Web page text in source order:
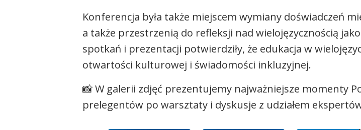
Konferencja była także miejscem wymiany doświadczeń
a także przestrzenią do refleksji nad wielojęzycznością
spotkań i prezentacji potwierdziły, że edukacja w
otwartości kulturowej i świadomości inkluzyjnej.
📸 W galerii zdjęć prezentujemy najważniejsze momenty
prelegentów po warsztaty i dyskusje z udziałem